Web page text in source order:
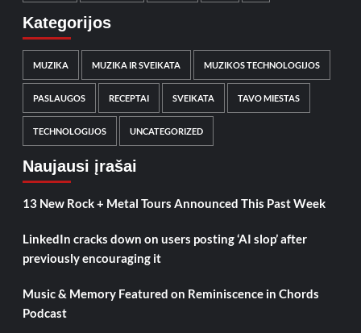
Kategorijos
MUZIKA MUZIKA IR SVEIKATA MUZIKOS TECHNOLOGIJOS
PASLAUGOS RECEPTAI SVEIKATA TAVO MIESTAS
TECHNOLOGIJOS UNCATEGORIZED
Naujausi įrašai
13 New Rock + Metal Tours Announced This Past Week
LinkedIn cracks down on users posting ‘AI slop’ after
previously encouraging it
Music & Memory Featured on Reminiscence in Chords
Podcast